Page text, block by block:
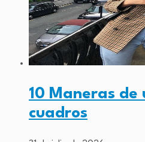
10 Maneras
cuadros